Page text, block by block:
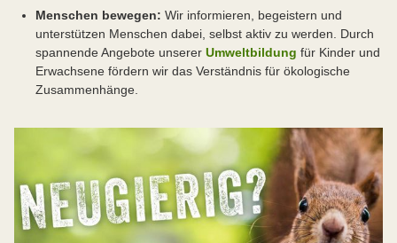
Menschen bewegen: Wir informieren, begeistern und
unterstützen Menschen dabei, selbst aktiv zu werden. Durch
spannende Angebote unserer Umweltbildung für Kinder und
Erwachsene fördern wir das Verständnis für ökologische
Zusammenhänge.